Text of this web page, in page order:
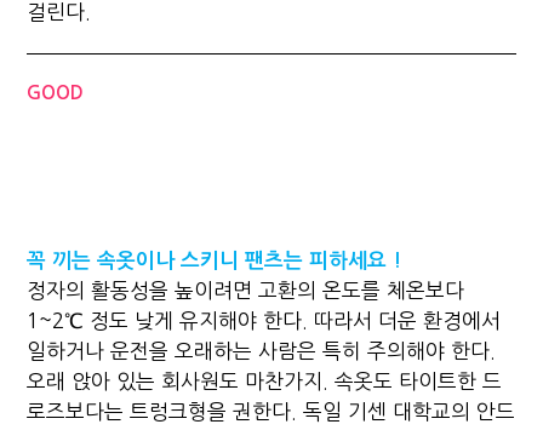
걸린다.
GOOD
꼭 끼는 속옷이나 스키니 팬츠는 피하세요 !
정자의 활동성을 높이려면 고환의 온도를 체온보다
1~2℃ 정도 낮게 유지해야 한다. 따라서 더운 환경에서
일하거나 운전을 오래하는 사람은 특히 주의해야 한다.
오래 앉아 있는 회사원도 마찬가지. 속옷도 타이트한 드
로즈보다는 트렁크형을 권한다. 독일 기센 대학교의 안드